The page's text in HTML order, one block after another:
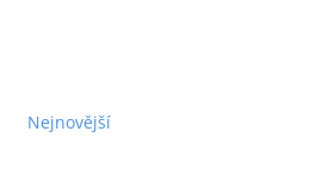
Nejnovější